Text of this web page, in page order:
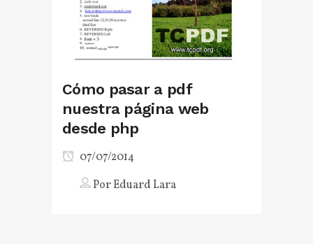
Cómo pasar a pdf
nuestra página web
desde php
07/07/2014
PorEduard Lara